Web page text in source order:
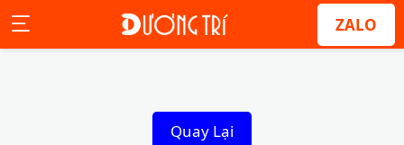
ZALO
Quay Lại